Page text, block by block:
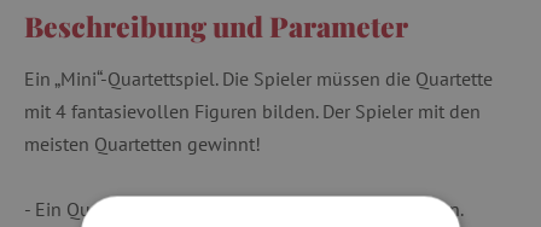
Beschreibung und Parameter
Ein „Mini“-Quartettspiel. Die Spieler müssen die Quartette
mit 4 fantasievollen Figuren bilden. Der Spieler mit den
meisten Quartetten gewinnt!
- Ein Quartettspiel mit 4 Figuren für die ganz Kleinen.